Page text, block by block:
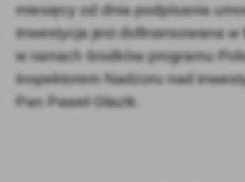
miesięcy od dnia podpisania
Inwestycja jest dofinansowana w
w ramach środków programu
Inspektorem Nadzoru nad
Pan Paweł Głazik.